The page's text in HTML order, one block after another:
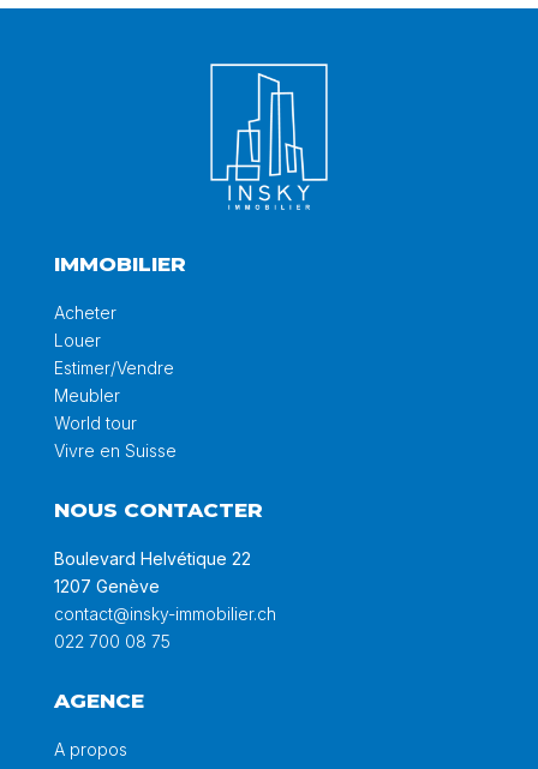
IMMOBILIER
Acheter
Louer
Estimer/Vendre
Meubler
World tour
Vivre en Suisse
NOUS CONTACTER
Boulevard Helvétique 22
1207 Genève
contact@insky-immobilier.ch
022 700 08 75
AGENCE
A propos